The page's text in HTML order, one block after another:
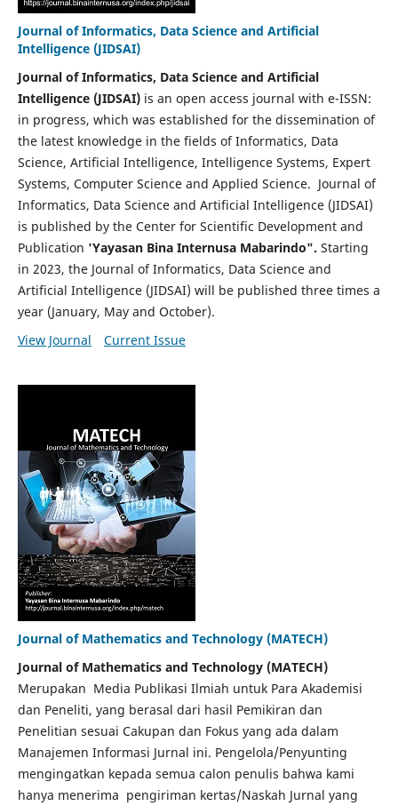
Journal of Informatics, Data Science and Artificial
Intelligence (JIDSAI)
Journal of Informatics, Data Science and Artificial
Intelligence (JIDSAI)is an open access journal with e-ISSN:
in progress, which was established for the dissemination of
the latest knowledge in the fields of Informatics, Data
Science, Artificial Intelligence, Intelligence Systems, Expert
Systems, Computer Science and Applied Science. Journal of
Informatics, Data Science and Artificial Intelligence (JIDSAI)
is published by the Center for Scientific Development and
Publication 'Yayasan Bina Internusa Mabarindo". Starting
in 2023, the Journal of Informatics, Data Science and
Artificial Intelligence (JIDSAI) will be published three times a
year (January, May and October).
View Journal
Current Issue
Journal of Mathematics and Technology (MATECH)
Journal of Mathematics and Technology (MATECH)
Merupakan Media Publikasi Ilmiah untuk Para Akademisi
dan Peneliti, yang berasal dari hasil Pemikiran dan
Penelitian sesuai Cakupan dan Fokus yang ada dalam
Manajemen Informasi Jurnal ini. Pengelola/Penyunting
mengingatkan kepada semua calon penulis bahwa kami
hanya menerima pengiriman kertas/Naskah Jurnal yang